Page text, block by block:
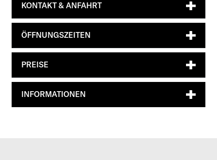
KONTAKT & ANFAHRT
ÖFFNUNGSZEITEN
PREISE
INFORMATIONEN